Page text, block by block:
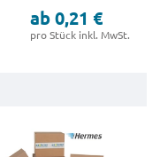
ab 0,21 €
pro Stück inkl. MwSt.